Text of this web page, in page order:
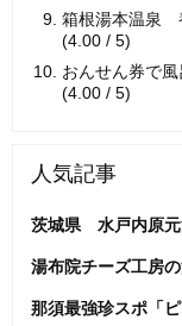
箱根湯本温泉
(4.00 / 5)
おんせん券で
(4.00 / 5)
人気記事
茨城県 水戸内原元
湯布院チーズ工房
那須最強珍スポ「